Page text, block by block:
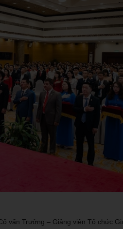
vấn Trưởng – Giảng viên Tổ chức